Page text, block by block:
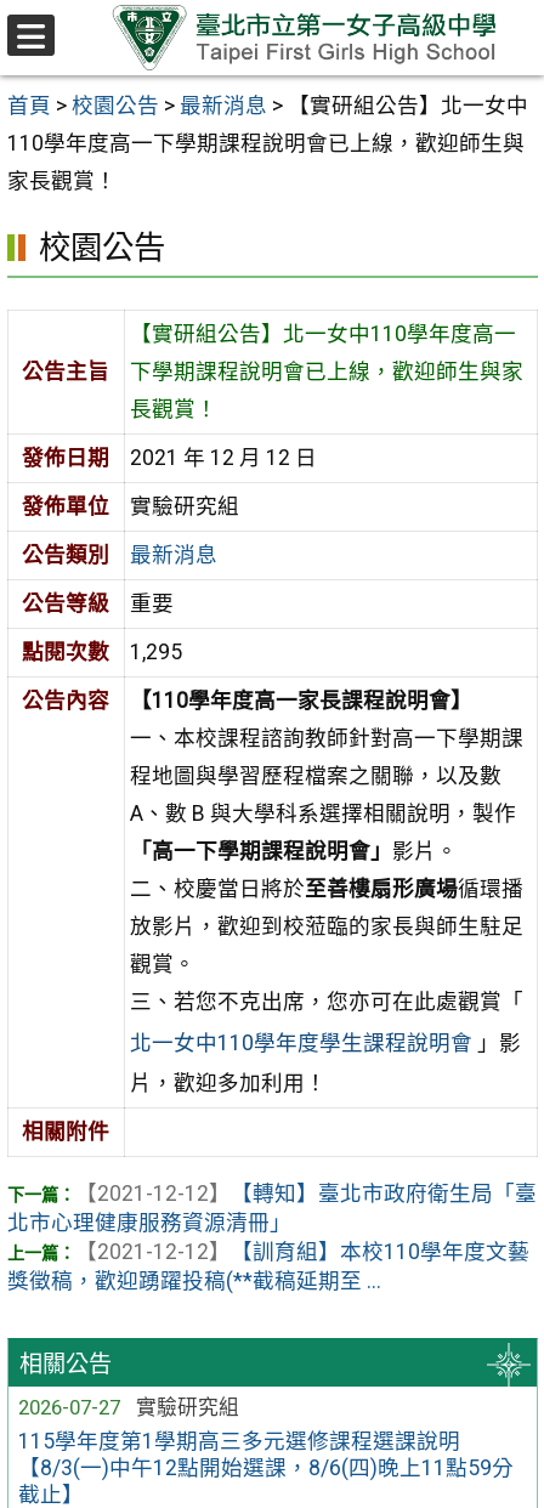
跳至主要內容區
首頁 > 校園公告 > 最新消息 >
【實研組公告】北一女中
110學年度高一下學期課程說明會已上線，歡迎師生與
家長觀賞！
相關公告
2026-07-27
實驗研究組
115學年度第1學期高三多元選修課程選課說明
【8/3(一)中午12點開始選課，8/6(四)晚上11點59分
截止】
校園公告
公告主旨
【實研組公告】北一女中110學年度高一
下學期課程說明會已上線，歡迎師生與家
長觀賞！
發佈日期
2021 年 12 月 12 日
發佈單位
實驗研究組
公告類別
最新消息
公告等級
重要
點閱次數
1,295
公告內容
【110學年度高一家長課程說明會】
一、本校課程諮詢教師針對高一下學期課
程地圖與學習歷程檔案之關聯，以及數
A、數 B 與大學科系選擇相關說明，製作
「高一下學期課程說明會」 影片。
二、校慶當日將於至善樓扇形廣場循環播
放影片，歡迎到校蒞臨的家長與師生駐足
觀賞。
三、若您不克出席，您亦可在此處觀賞「
北一女中110學年度學生課程說明會 」影
片，歡迎多加利用！
相關附件
【2021-12-12】
【轉知】臺北市政府衛生局「臺
北市心理健康服務資源清冊」
【2021-12-12】
【訓育組】本校110學年度文藝
獎徵稿，歡迎踴躍投稿(**截稿延期至 ...
選
單